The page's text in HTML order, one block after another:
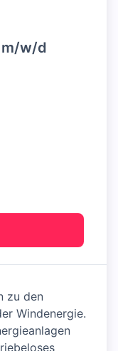
w/d
zu den
Windenergie.